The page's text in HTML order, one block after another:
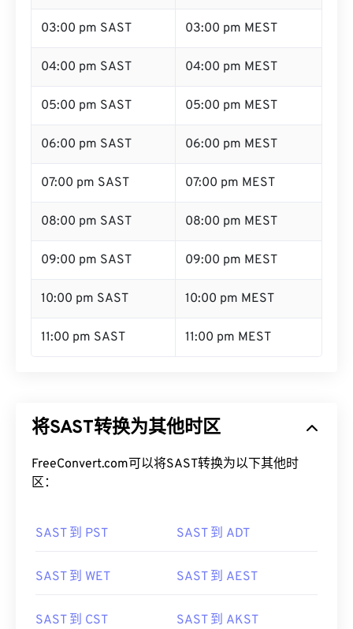
03:00 pm SAST 03:00 pm MEST
04:00 pm SAST 04:00 pm MEST
05:00 pm SAST 05:00 pm MEST
06:00 pm SAST 06:00 pm MEST
07:00 pm SAST 07:00 pm MEST
08:00 pm SAST 08:00 pm MEST
09:00 pm SAST 09:00 pm MEST
10:00 pm SAST 10:00 pm MEST
11:00 pm SAST 11:00 pm MEST
将SAST转换为其他时区
FreeConvert.com可以将SAST转换为以下其他时
区：
SAST 到 PST SAST 到 ADT
SAST 到 WET SAST 到 AEST
SAST 到 CST SAST 到 AKST